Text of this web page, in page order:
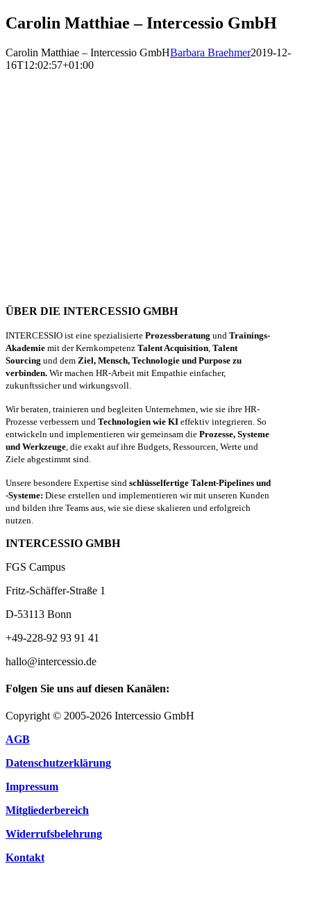
Carolin Matthiae – Intercessio GmbH
Carolin Matthiae – Intercessio GmbHBarbara Braehmer2019-12-
16T12:02:57+01:00
ÜBER DIE INTERCESSIO GMBH
INTERCESSIO ist eine spezialisierte Prozessberatung und Trainings-
Akademie mit der Kernkompetenz Talent Acquisition Talent
Sourcing und dem Ziel, Mensch, Technologie und Purpose zu
verbinden. Wir machen HR-Arbeit mit Empathie einfacher,
zukunftssicher und wirkungsvoll.
Wir beraten, trainieren und begleiten Unternehmen, wie sie ihre HR-
Prozesse verbessern und Technologien wie KI effektiv integrieren. So
entwickeln und implementieren wir gemeinsam die Prozesse, Systeme
und Werkzeuge , die exakt auf ihre Budgets, Ressourcen, Werte und
Ziele abgestimmt sind.
Unsere besondere Expertise sind schlüsselfertige Talent-Pipelines und
-Systeme: Diese erstellen und implementieren wir mit unseren Kunden
und bilden ihre Teams aus, wie sie diese skalieren und erfolgreich
nutzen.
INTERCESSIO GMBH
FGS Campus
Fritz-Schäffer-Straße 1
D-53113 Bonn
+49-228-92 93 91 41
hallo@intercessio.de
Folgen Sie uns auf diesen Kanälen:
Copyright © 2005-2026 Intercessio GmbH
AGB
Datenschutzerklärung
Impressum
Mitgliederbereich
Widerrufsbelehrung
Kontakt